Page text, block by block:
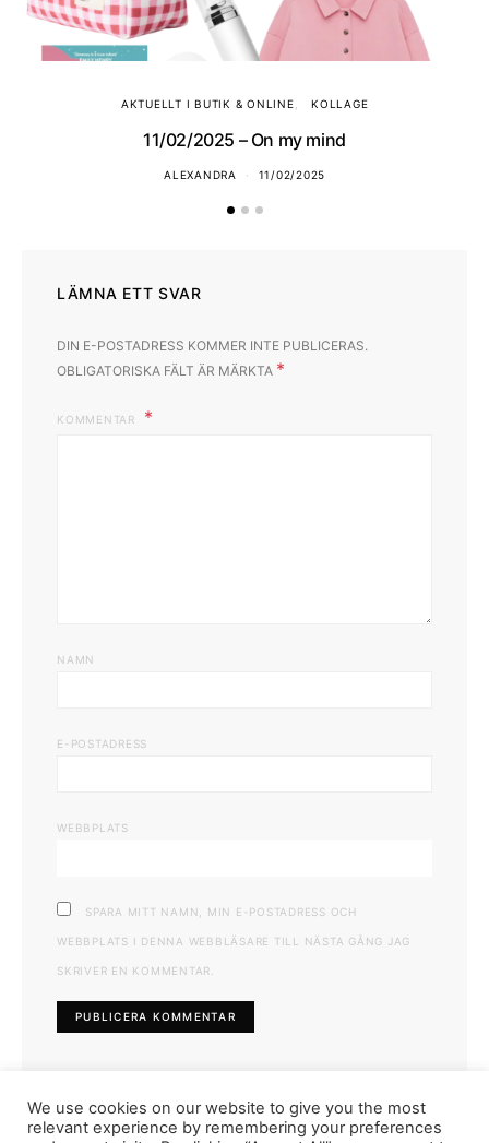
AKTUELLT I BUTIK & ONLINE KOLLAGE
11/02/2025 – On my mind
ALEXANDRA 11/02/2025
LÄMNA ETT SVAR
DIN E-POSTADRESS KOMMER INTE PUBLICERAS.
OBLIGATORISKA FÄLT ÄR MÄRKTA *
KOMMENTAR
NAMN
E-POSTADRESS
WEBBPLATS
SPARA MITT NAMN, MIN E-POSTADRESS OCH
WEBBPLATS I DENNA WEBBLÄSARE TILL NÄSTA GÅNG JAG
SKRIVER EN KOMMENTAR.
We use cookies on our website to give you the most
relevant experience by remembering your preferences